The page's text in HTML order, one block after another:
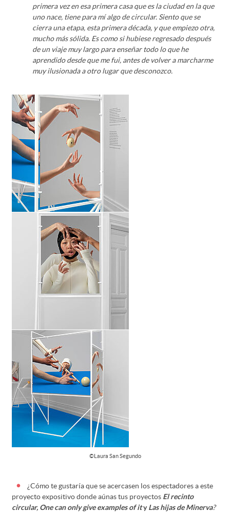
primera vez en esa primera casa que es la ciudad en la que
uno nace, tiene para mí algo de circular. Siento que se
cierra una etapa, esta primera década, y que empiezo otra,
mucho más sólida. Es como si hubiese regresado después
de un viaje muy largo para enseñar todo lo que he
aprendido desde que me fui, antes de volver a marcharme
muy ilusionada a otro lugar que desconozco.
©Laura San Segundo
¿Cómo te gustaría que se acercasen los espectadores a este
proyecto expositivo donde aúnas tus proyectos El recinto
circular, One can only give examples of ityLas hijas de Minerva?